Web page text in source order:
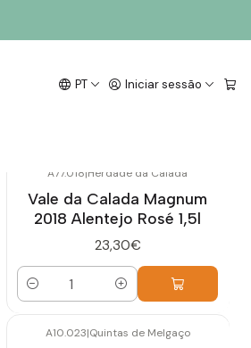
PT Iniciar sessão
A77.018|Herdade da Calada
Vale da Calada Magnum
2018 Alentejo Rosé 1,5l
23,30€
Quantidade
A10.023|Quintas de Melgaço